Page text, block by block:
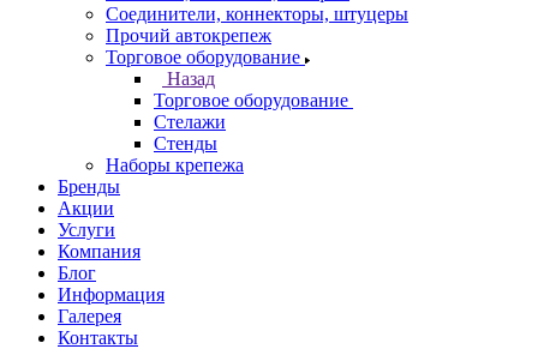
Соединители, коннекторы, штуцеры
Прочий автокрепеж
Торговое оборудование
Назад
Торговое оборудование
Стелажи
Стенды
Наборы крепежа
Бренды
Акции
Услуги
Компания
Блог
Информация
Галерея
Контакты